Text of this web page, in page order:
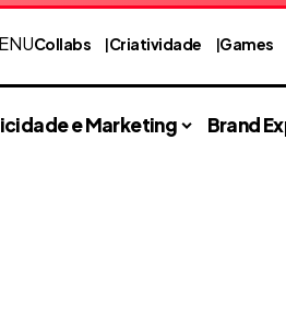
Collabs Criatividade Games
e Marketing Brand